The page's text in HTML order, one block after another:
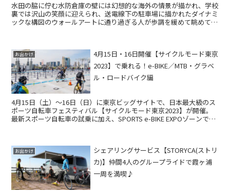
水田の脇に佇む水防倉庫の壁には幻想的な海外の情景が描かれ、学校
裏では沢山の笑顔に迎えられ、送電線下の駐車場に描かれたダイナミ
ックな構図のウォールアートに通り過ぎる人が歩調を緩めて眺めてい
お出かけ
4月15日・16日開催【サイクルモード東京
2023】で乗れる！e-BIKE／MTB・グラベ
ル・ロードバイク編
4月15日（土）〜16日（日）に東京ビッグサイトで、日本最大級のス
ポーツ自転車フェスティバル【サイクルモード東京2023】が開催。
最新スポーツ自転車の試乗に加え、SPORTS e-BIKE EXPOゾーンでは
お出かけ
シェアリングサービス【STORYCA(ストリ
カ)】仲間4人のグループライドで霞ヶ浦
一周を満喫♪